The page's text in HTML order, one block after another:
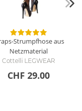
Strumpfhose aus
Netzmaterial
Cottelli LEGWEAR
CHF 29.00